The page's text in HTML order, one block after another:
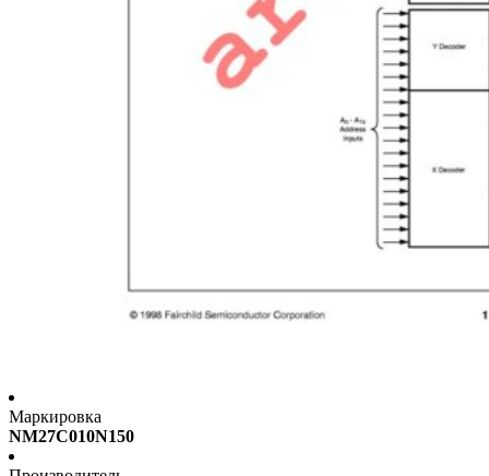
Маркировка
NM27C010N150